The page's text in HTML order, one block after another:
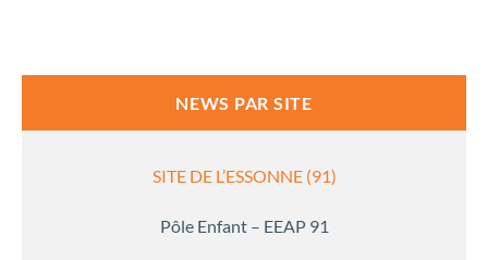
NEWS PAR SITE
SITE DE L’ESSONNE (91)
Pôle Enfant – EEAP 91